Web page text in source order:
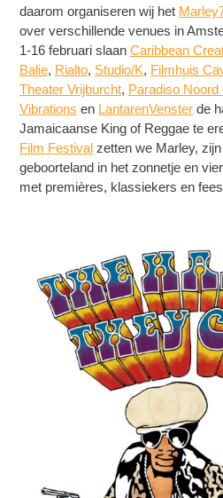
daarom organiseren wij het
over verschillende venues in
1-16 februari slaanCaribbean
Balie, Rialto, Studio/K, Filmhuis
Theater Vrijburcht, Paradiso Noord
Vibrations en LantarenVenster de
Jamaicaanse King of Reggae te
Film Festival zetten we Marley,
geboorteland in het zonnetje en
met premières, klassiekers en